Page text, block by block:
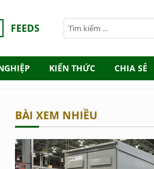
FEEDS
KIẾN THỨC CHIA SẺ
BÀI XEM NHIỀU